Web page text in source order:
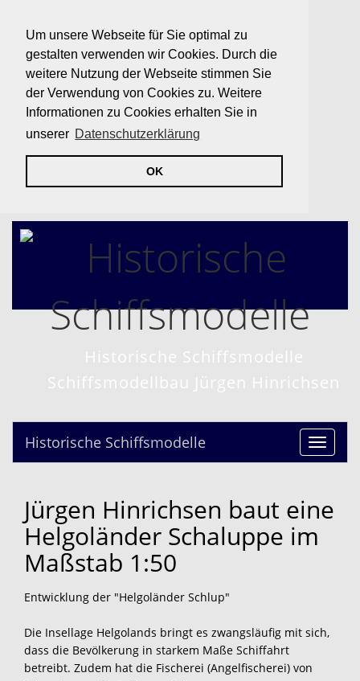
Um unsere Webseite für Sie optimal zu
gestalten verwenden wir Cookies. Durch die
weitere Nutzung der Webseite stimmen Sie
der Verwendung von Cookies zu. Weitere
Informationen zu Cookies erhalten Sie in
unserer Datenschutzerklärung
OK
Historische Schiffsmodelle
Schiffsmodellbau Jürgen Hinrichsen
Toggle
Historische Schiffsmodelle
Jürgen Hinrichsen baut eine
Helgoländer Schaluppe im
Maßstab 1:50
Entwicklung der "Helgoländer Schlup"
Die Insellage Helgolands bringt es zwangsläufig mit sich,
dass die Bevölkerung in starkem Maße Schiffahrt
betreibt. Zudem hat die Fischerei (Angelfischerei) von